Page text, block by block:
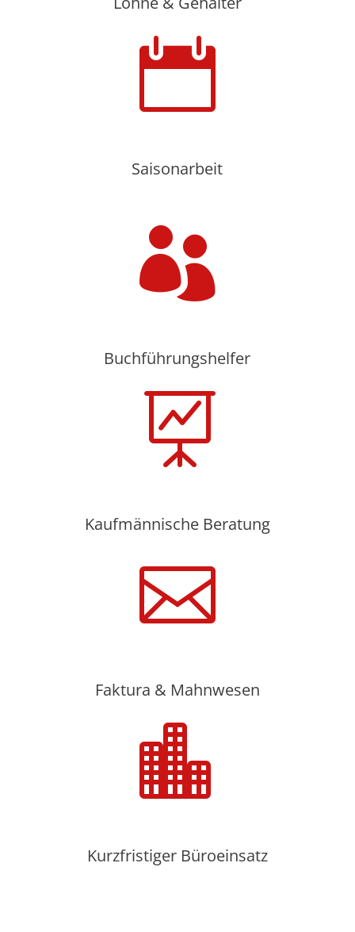

Saisonarbeit

Buchführungshelfer

Kaufmännische Beratung

Faktura & Mahnwesen

Kurzfristiger Büroeinsatz